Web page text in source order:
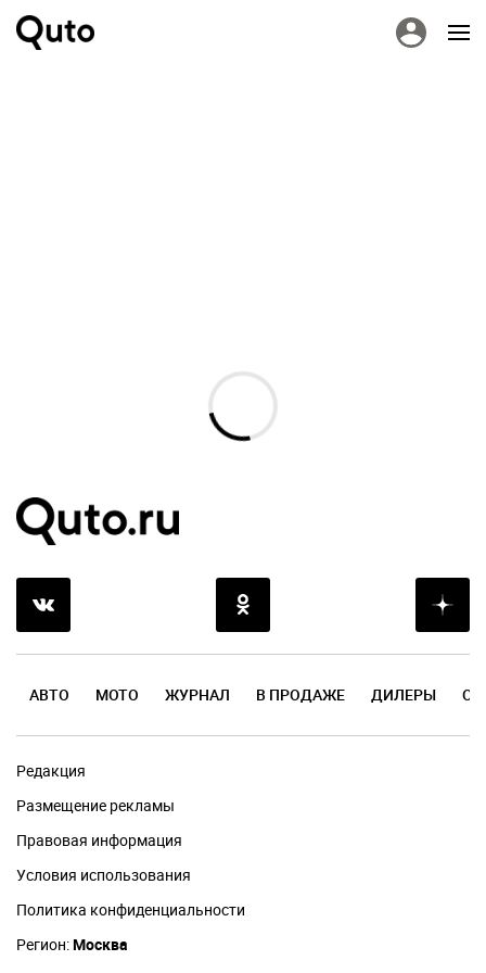
АВТО МОТО ЖУРНАЛ В ПРОДАЖЕ ДИЛЕРЫ
Редакция
Размещение рекламы
Правовая информация
Условия использования
Политика конфиденциальности
Регион:Москва